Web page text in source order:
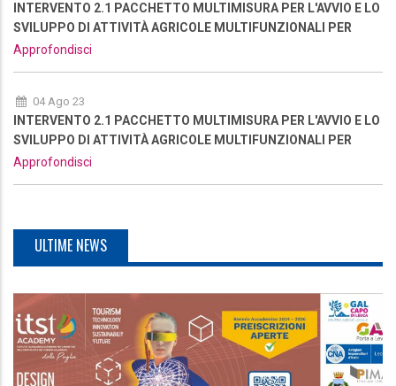
INTERVENTO 2.1 PACCHETTO MULTIMISURA PER L'AVVIO E LO
SVILUPPO DI ATTIVITÀ AGRICOLE MULTIFUNZIONALI PER
RAFFORZARE L’OFFERTA TURISTICA DELL'AREA - NUOVA
Approfondisci
04 Ago 23
INTERVENTO 2.1 PACCHETTO MULTIMISURA PER L'AVVIO E LO
SVILUPPO DI ATTIVITÀ AGRICOLE MULTIFUNZIONALI PER
RAFFORZARE L’OFFERTA TURISTICA DELL'AREA - NUOVA
Approfondisci
ULTIME NEWS